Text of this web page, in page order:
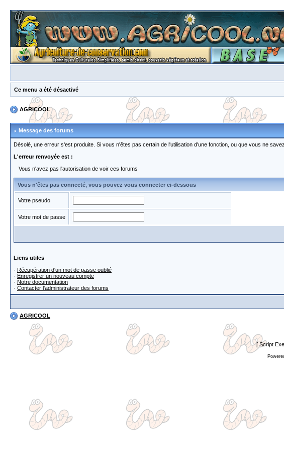
Ce menu a été désactivé
AGRICOOL
Message des forums
Désolé, une erreur s'est produite. Si vous n'êtes pas certain de l'utilisation d'une fonction, ou que vous ne
L'erreur renvoyée est :
Vous n'avez pas l'autorisation de voir ces forums
Vous n'êtes pas connecté, vous pouvez vous connecter ci-dessous
Votre pseudo
Votre mot de passe
Liens utiles
· Récupération d'un mot de passe oublié
· Enregistrer un nouveau compte
· Notre documentation
· Contacter l'administrateur des forums
AGRICOOL
[ Script